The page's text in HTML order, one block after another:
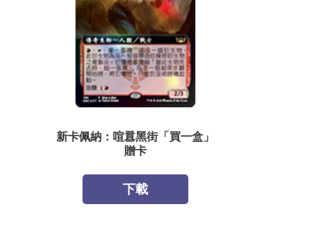
新卡佩納：喧囂黑街「買一盒」
贈卡
下載